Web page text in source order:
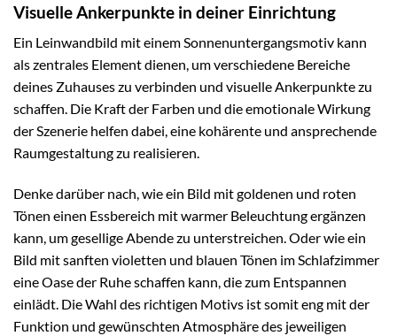
Visuelle Ankerpunkte in deiner Einrichtung
Ein Leinwandbild mit einem Sonnenuntergangsmotiv kann
als zentrales Element dienen, um verschiedene Bereiche
deines Zuhauses zu verbinden und visuelle Ankerpunkte zu
schaffen. Die Kraft der Farben und die emotionale Wirkung
der Szenerie helfen dabei, eine kohärente und ansprechende
Raumgestaltung zu realisieren.
Denke darüber nach, wie ein Bild mit goldenen und roten
Tönen einen Essbereich mit warmer Beleuchtung ergänzen
kann, um gesellige Abende zu unterstreichen. Oder wie ein
Bild mit sanften violetten und blauen Tönen im Schlafzimmer
eine Oase der Ruhe schaffen kann, die zum Entspannen
einlädt. Die Wahl des richtigen Motivs ist somit eng mit der
Funktion und gewünschten Atmosphäre des jeweiligen